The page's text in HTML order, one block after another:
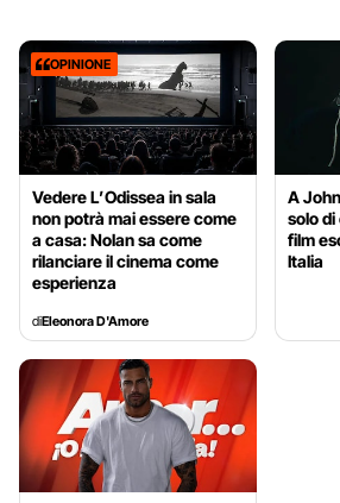
OPINIONE
Vedere L’Odissea in sala
non potrà mai essere come
a casa: Nolan sa come
rilanciare il cinema come
esperienza
diEleonora D'Amore
A
solo
film
Italia